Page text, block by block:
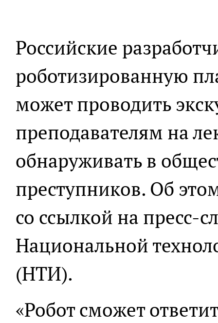
Российские
роботизированную
может проводить
преподавателям на
обнаруживать в
преступников. Об
со ссылкой на пресс-
Национальной
(НТИ).
«Робот сможет